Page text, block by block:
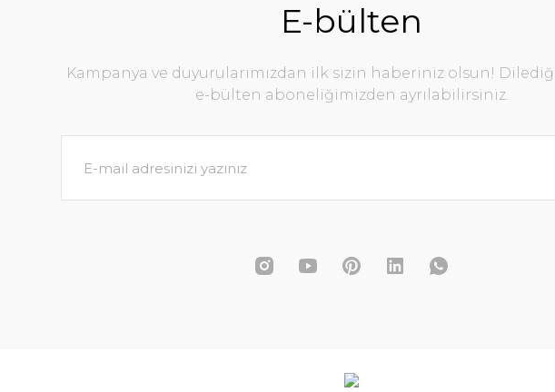
Mistral Koltuk Yeşil
1.800,00 TL
SEPETE EKLE
E-bülten
Kampanya ve duyurularımızdan ilk sizin haberiniz olsun!
e-bülten aboneliğimizden ayrılabilirsiniz.